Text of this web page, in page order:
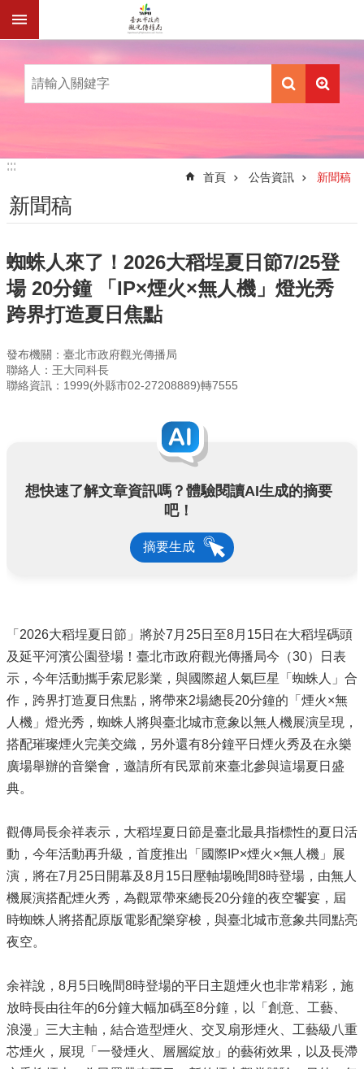
跳到主要內容區塊
:::
:::
首頁 公告資訊 新聞稿
新聞稿
蜘蛛人來了！2026大稻埕夏日節7/25登
場 20分鐘 「IP×煙火×無人機」燈光秀
跨界打造夏日焦點
發布機關：臺北市政府觀光傳播局
聯絡人：王大同科長
聯絡資訊：1999(外縣市02-27208889)轉7555
想快速了解文章資訊嗎？體驗閱讀AI生成的摘要
吧！
摘要生成
「2026大稻埕夏日節」將於7月25日至8月15日在大稻埕碼頭
及延平河濱公園登場！臺北市政府觀光傳播局今（30）日表
示，今年活動攜手索尼影業，與國際超人氣巨星「蜘蛛人」合
作，跨界打造夏日焦點，將帶來2場總長20分鐘的「煙火×無
人機」燈光秀，蜘蛛人將與臺北城市意象以無人機展演呈現，
搭配璀璨煙火完美交織，另外還有8分鐘平日煙火秀及在永樂
廣場舉辦的音樂會，邀請所有民眾前來臺北參與這場夏日盛
典。
觀傳局長余祥表示，大稻埕夏日節是臺北最具指標性的夏日活
動，今年活動再升級，首度推出「國際IP×煙火×無人機」展
演，將在7月25日開幕及8月15日壓軸場晚間8時登場，由無人
機展演搭配煙火秀，為觀眾帶來總長20分鐘的夜空饗宴，屆
時蜘蛛人將搭配原版電影配樂穿梭，與臺北城市意象共同點亮
夜空。
余祥說，8月5日晚間8時登場的平日主題煙火也非常精彩，施
放時長由往年的6分鐘大幅加碼至8分鐘，以「創意、工藝、
浪漫」三大主軸，結合造型煙火、交叉扇形煙火、工藝級八重
芯煙火，展現「一發煙火、層層綻放」的藝術效果，以及長滯